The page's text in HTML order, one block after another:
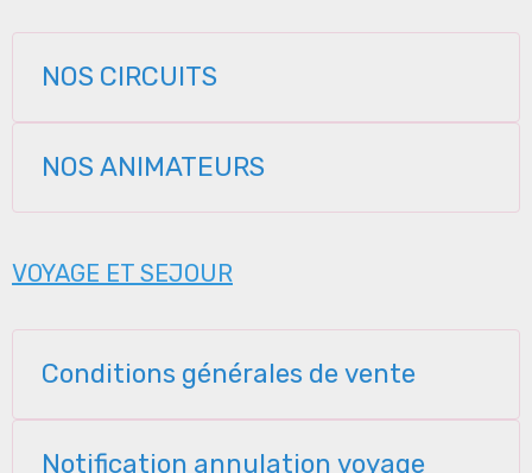
NOS CIRCUITS
NOS ANIMATEURS
VOYAGE ET SEJOUR
Conditions générales de vente
Notification annulation voyage